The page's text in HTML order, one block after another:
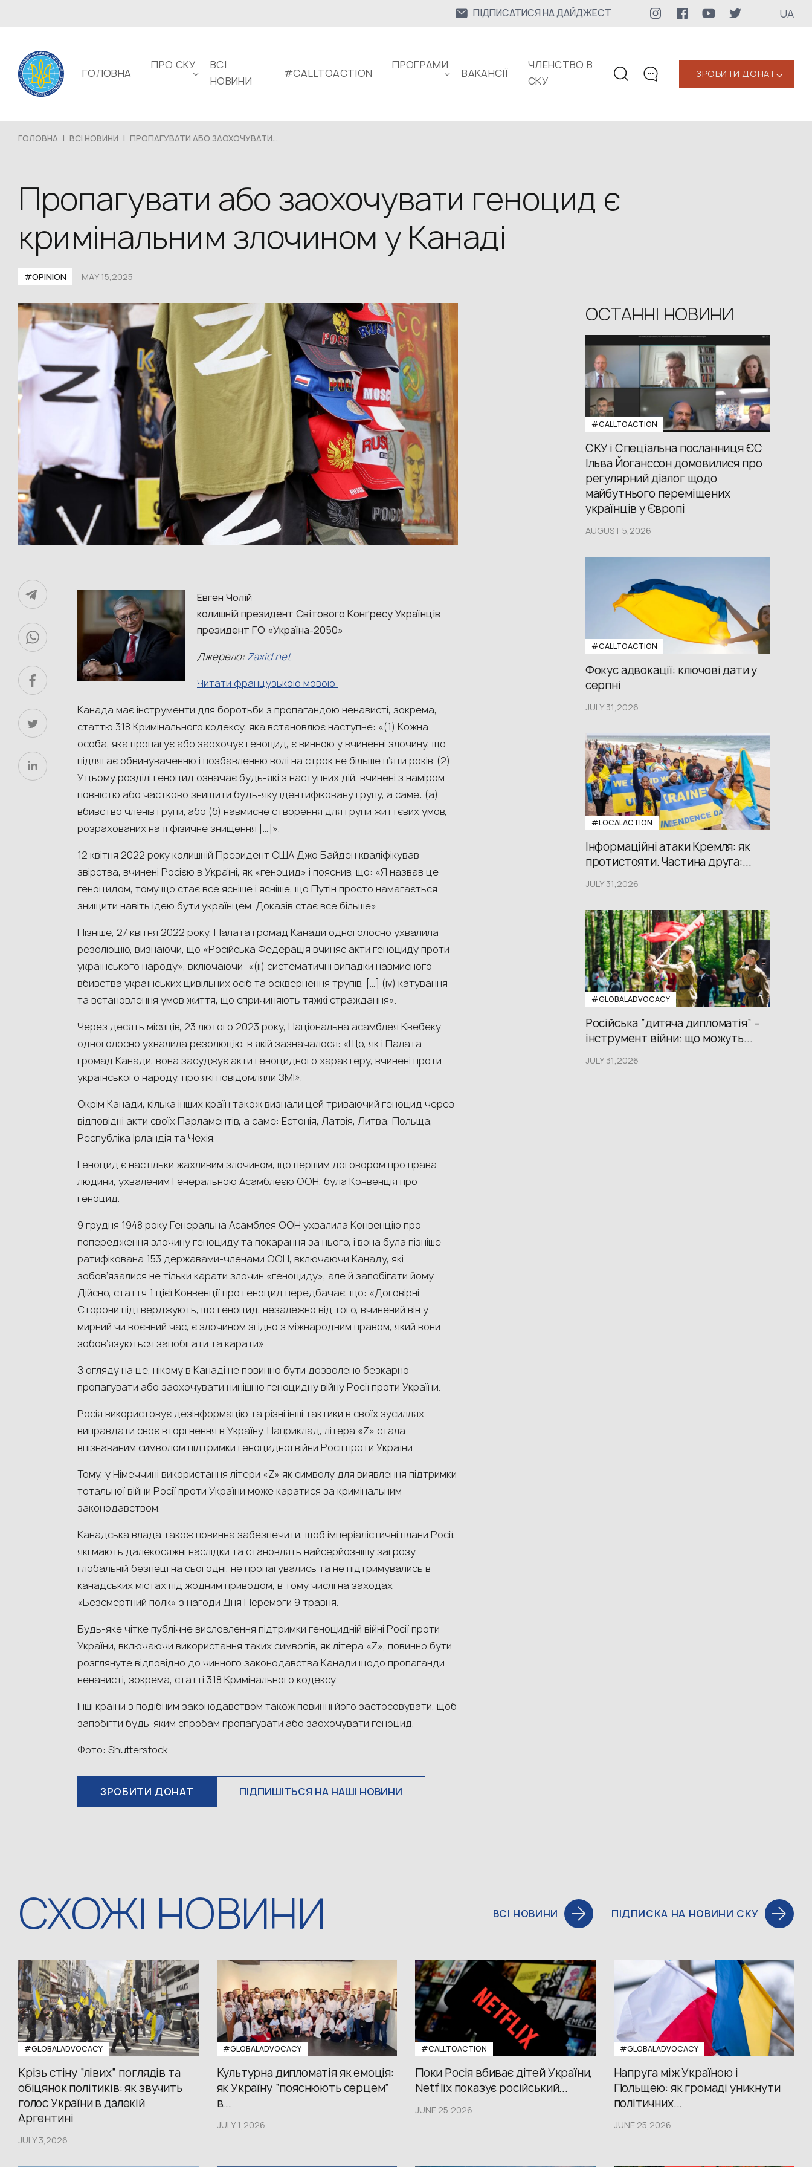
ПІДПИСАТИСЯ НА ДАЙДЖЕСТ UA
ГОЛОВНА
ПРО СКУ
ВСІ
НОВИНИ
#CALLTOACTION
ПРОГРАМИ
ВАКАНСІЇ
ЧЛЕНСТВО В
СКУ
КОНТАКТИ
Для медіа
ЗРОБИТИ ДОНАТ‹
ГОЛОВНА | ВСІ НОВИНИ | ПРОПАГУВАТИ АБО ЗАОХОЧУВАТИ...
Пропагувати або заохочувати геноцид є
кримінальним злочином у Канаді
#OPINION MAY 15,2025
Евген Чолій
колишній президент Світового Конґресу Українців
президент ГО «Україна-2050»
Джерело: Zaxid.net
Читати французькою мовою
Канада має інструменти для боротьби з пропагандою ненависті, зокрема,
статтю 318 Кримінального кодексу, яка встановлює наступне: «(1) Кожна
особа, яка пропагує або заохочує геноцид, є винною у вчиненні злочину, що
підлягає обвинуваченню і позбавленню волі на строк не більше п’яти років. (2)
У цьому розділі геноцид означає будь-які з наступних дій, вчинені з наміром
повністю або частково знищити будь-яку ідентифіковану групу, а саме: (а)
вбивство членів групи; або (б) навмисне створення для групи життєвих умов,
розрахованих на її фізичне знищення […]».
12 квітня 2022 року колишній Президент США Джо Байден кваліфікував
звірства, вчинені Росією в Україні, як «геноцид» і пояснив, що: «Я назвав це
геноцидом, тому що стає все ясніше і ясніше, що Путін просто намагається
знищити навіть ідею бути українцем. Доказів стає все більше».
Пізніше, 27 квітня 2022 року, Палата громад Канади одноголосно ухвалила
резолюцію, визнаючи, що «Російська Федерація вчиняє акти геноциду проти
українського народу», включаючи: «(ii) систематичні випадки навмисного
вбивства українських цивільних осіб та осквернення трупів, […] (iv) катування
та встановлення умов життя, що спричиняють тяжкі страждання».
Через десять місяців, 23 лютого 2023 року, Національна асамблея Квебеку
одноголосно ухвалила резолюцію, в якій зазначалося: «Що, як і Палата
громад Канади, вона засуджує акти геноцидного характеру, вчинені проти
українського народу, про які повідомляли ЗМІ».
Окрім Канади, кілька інших країн також визнали цей триваючий геноцид через
відповідні акти своїх Парламентів, а саме: Естонія, Латвія, Литва, Польща,
Республіка Ірландія та Чехія.
Геноцид є настільки жахливим злочином, що першим договором про права
людини, ухваленим Генеральною Асамблеєю ООН, була Конвенція про
геноцид.
9 грудня 1948 року Генеральна Асамблея ООН ухвалила Конвенцію про
попередження злочину геноциду та покарання за нього, і вона була пізніше
ратифікована 153 державами-членами ООН, включаючи Канаду, які
зобов’язалися не тільки карати злочин «геноциду», але й запобігати йому.
Дійсно, стаття 1 цієї Конвенції про геноцид передбачає, що: «Договірні
Сторони підтверджують, що геноцид, незалежно від того, вчинений він у
мирний чи воєнний час, є злочином згідно з міжнародним правом, який вони
зобов’язуються запобігати та карати».
З огляду на це, нікому в Канаді не повинно бути дозволено безкарно
пропагувати або заохочувати нинішню геноцидну війну Росії проти України.
Росія використовує дезінформацію та різні інші тактики в своїх зусиллях
виправдати своє вторгнення в Україну. Наприклад, літера «Z» стала
впізнаваним символом підтримки геноцидної війни Росії проти України.
Тому, у Німеччині використання літери «Z» як символу для виявлення підтримки
тотальної війни Росії проти України може каратися за кримінальним
законодавством.
Канадська влада також повинна забезпечити, щоб імперіалістичні плани Росії,
які мають далекосяжні наслідки та становлять найсерйознішу загрозу
глобальній безпеці на сьогодні, не пропагувались та не підтримувались в
канадських містах під жодним приводом, в тому числі на заходах
«Безсмертний полк» з нагоди Дня Перемоги 9 травня.
Будь-яке чітке публічне висловлення підтримки геноцидній війні Росії проти
України, включаючи використання таких символів, як літера «Z», повинно бути
розглянуте відповідно до чинного законодавства Канади щодо пропаганди
ненависті, зокрема, статті 318 Кримінального кодексу.
Інші країни з подібним законодавством також повинні його застосовувати, щоб
запобігти будь‑яким спробам пропагувати або заохочувати геноцид.
Фото: Shutterstock
ЗРОБИТИ ДОНАТ ПІДПИШІТЬСЯ НА НАШІ НОВИНИ
ОСТАННІ НОВИНИ
#CALLTOACTION
СКУ і Спеціальна посланниця ЄС
Ільва Йоганссон домовилися про
регулярний діалог щодо
майбутнього переміщених
українців у Європі
AUGUST 5,2026
#CALLTOACTION
Фокус адвокації: ключові дати у
серпні
JULY 31,2026
#LOCALACTION
Інформаційні атаки Кремля: як
протистояти. Частина друга:...
JULY 31,2026
#GLOBALADVOCACY
Російська “дитяча дипломатія” –
інструмент війни: що можуть...
JULY 31,2026
СХОЖІ НОВИНИ ВСІ НОВИНИ ПІДПИСКА НА НОВИНИ СКУ
#GLOBALADVOCACY
Крізь стіну “лівих” поглядів та
обіцянок політиків: як звучить
голос України в далекій
Аргентині
JULY 3,2026
#GLOBALADVOCACY
Культурна дипломатія як емоція:
як Україну “пояснюють серцем”
в...
JULY 1,2026
#CALLTOACTION
Поки Росія вбиває дітей України,
Netflix показує російський...
JUNE 25,2026
#GLOBALADVOCACY
Напруга між Україною і
Польщею: як громаді уникнути
політичних...
JUNE 25,2026